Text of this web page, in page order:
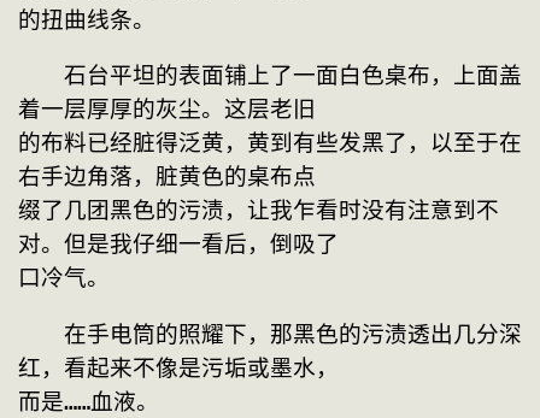
的扭曲线条。
石台平坦的表面铺上了一面白色桌布，上面盖
着一层厚厚的灰尘。这层老旧
的布料已经脏得泛黄，黄到有些发黑了，以至于在
右手边角落，脏黄色的桌布点
缀了几团黑色的污渍，让我乍看时没有注意到不
对。但是我仔细一看后，倒吸了
口冷气。
在手电筒的照耀下，那黑色的污渍透出几分深
红，看起来不像是污垢或墨水，
而是……血液。